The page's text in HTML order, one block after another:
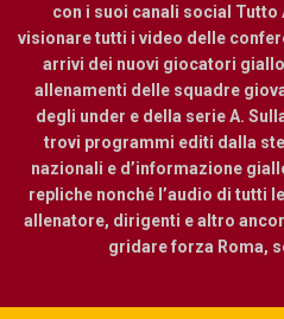
con i suoi canali social Tutto
visionare tutti i video delle
arrivi dei nuovi giocatori
allenamenti delle squadre
degli under e della serie A.
trovi programmi editi dalla
nazionali e d’informazione
repliche nonché l’audio di tutti
allenatore, dirigenti e altro
gridare forza Roma,